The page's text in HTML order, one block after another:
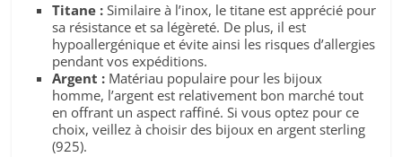
Titane : Similaire à l’inox, le titane est apprécié pour
sa résistance et sa légèreté. De plus, il est
hypoallergénique et évite ainsi les risques d’allergies
pendant vos expéditions.
Argent : Matériau populaire pour les bijoux
homme, l’argent est relativement bon marché tout
en offrant un aspect raffiné. Si vous optez pour ce
choix, veillez à choisir des bijoux en argent sterling
(925).